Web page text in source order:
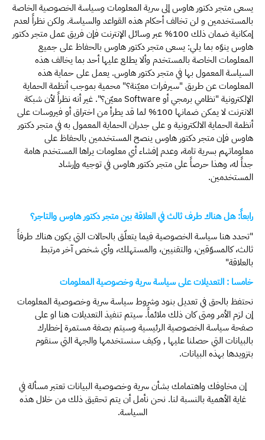
يسعى متجر دكتور هاوس إلى سرية المعلومات وسياسة الخصوصية الخاصة
بالمستخدمين و لن تخالف أحكام هذه القواعد والسياسة. ولكن نظراً لعدم
إمكانية ضمان ذلك 100% عبر وسائل الإنترنت فإن فريق عمل متجر دكتور
هاوس ينوّه بما يلي: يسعى متجر دكتور هاوس بالحفاظ على جميع
المعلومات الخاصة بالمستخدم وألا يطلع عليها أحد بما يخالف هذه
السياسة المعمول بها في متجر دكتور هاوس. يعمل على حماية هذه
المعلومات عن طريق "سيرفرات معيّنة؟" محمية بموجب أنظمة الحماية
الإلكترونية "نظامي برمجي أو Software معيّن؟".
غير أنه نظراً لأن شبكة
الانترنت لا يمكن ضمانها 100% لما قد يطرأ من اختراق أو فيروسات على
أنظمة الحماية الالكترونية و على جدران الحماية المعمول به في متجر دكتور
هاوس فإن متجر دكتور هاوس ينصح المستخدمين بالحفاظ على
معلوماتهم بسرية تامة، وعدم إفشاء أي معلومات يراها المستخدم هامة
جداً له، وهذا حرصاً على متجر دكتور هاوس في توجيه وإرشاد
المستخدمين.
رابعاً: هل هناك طرف ثالث في العلاقة بين متجر دكتور هاوس والتاجر؟
"تحدد هنا سياسة الخصوصية فيما يتعلّق بالحالات التي يكون هناك طرفاً
ثالث، كالمسوّقين، والتقنيين، والمستهلك، وأي شخص آخر مرتبط
بالعلاقة"
خامسا : التعديلات على سياسة سرية وخصوصية المعلومات
نحتفظ بالحق في تعديل بنود وشروط سياسة سرية وخصوصية المعلومات
إن لزم الأمر ومتى كان ذلك ملائماً. سيتم تنفيذ التعديلات هنا او على
صفحة سياسة الخصوصية الرئيسية وسيتم بصفة مستمرة إخطارك
بالبيانات التي حصلنا عليها , وكيف سنستخدمها والجهة التي سنقوم
بتزويدها بهذه البيانات.
إن مخاوفك واهتمامك بشأن سرية وخصوصية البيانات تعتبر مسألة في
غاية الأهمية بالنسبة لنا. نحن نأمل أن يتم تحقيق ذلك من خلال هذه
السياسة.